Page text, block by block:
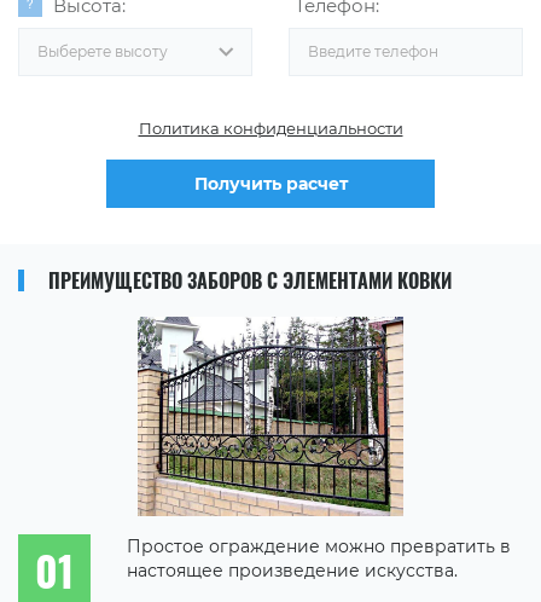
Высота:
Выберете высоту
Телефон:
Политика конфиденциальности
Получить расчет
ПРЕИМУЩЕСТВО ЗАБОРОВ С ЭЛЕМЕНТАМИ КОВКИ
Простое ограждение можно превратить в
настоящее произведение искусства.